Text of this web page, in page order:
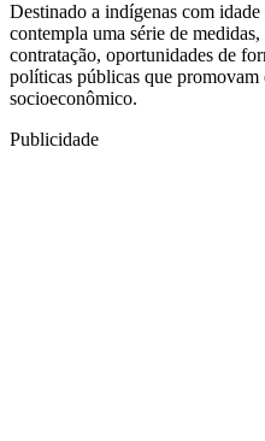
Destinado a indígenas com
contempla uma série de
contratação, oportunidades de
políticas públicas que
socioeconômico.
Publicidade